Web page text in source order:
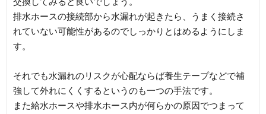
排水ホースの接続部から水漏れが起きたら、うまく接続さ
れていない可能性があるのでしっかりとはめるようにしま
す。
それでも水漏れのリスクが心配ならば養生テープなどで補
強して外れにくくするというのも一つの手法です。
また給水ホースや排水ホース内が何らかの原因でつまって